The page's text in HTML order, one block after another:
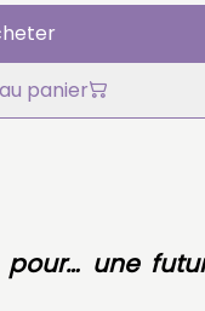
panier
une